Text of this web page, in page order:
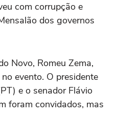
com corrupção e
dos governos
Novo, Romeu Zema,
evento. O presidente
e o senador Flávio
foram convidados, mas